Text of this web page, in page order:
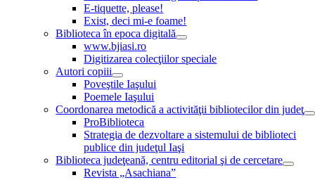
E-tiquette, please!
Exist, deci mi-e foame!
Biblioteca în epoca digitală
www.bjiasi.ro
Digitizarea colecţiilor speciale
Autori copiii
Poveştile Iaşului
Poemele Iaşului
Coordonarea metodică a activităţii bibliotecilor din judeţ
ProBiblioteca
Strategia de dezvoltare a sistemului de biblioteci
publice din judeţul Iaşi
Biblioteca judeţeană, centru editorial şi de cercetare
Revista „Asachiana”